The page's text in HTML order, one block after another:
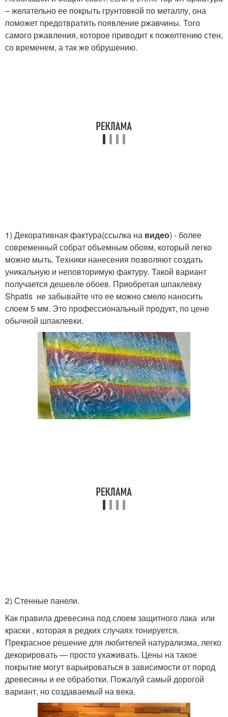
– желательно ее покрыть грунтовкой по металлу, она
поможет предотвратить появление ржавчины. Того
самого ржавления, которое приводит к пожелтению стен,
со временем, а так же обрушению.
1) Декоративная фактура(ссылка на видео) - более
современный собрат объемным обоям, который легко
можно мыть. Техники нанесения позволяют создать
уникальную и неповторимую фактуру. Такой вариант
получается дешевле обоев. Приобретая шпаклевку
Shpatis не забывайте что ее можно смело наносить
слоем 5 мм. Это профессиональный продукт, по цене
обычной шпаклевки.
2) Стенные панели.
Как правила древесина под слоем защитного лака или
краски , которая в редких случаях тонируется.
Прекрасное решение для любителей натурализма, легко
декорировать — просто ухаживать. Цены на такое
покрытие могут варьироваться в зависимости от пород
древесины и ее обработки. Пожалуй самый дорогой
вариант, но создаваемый на века.